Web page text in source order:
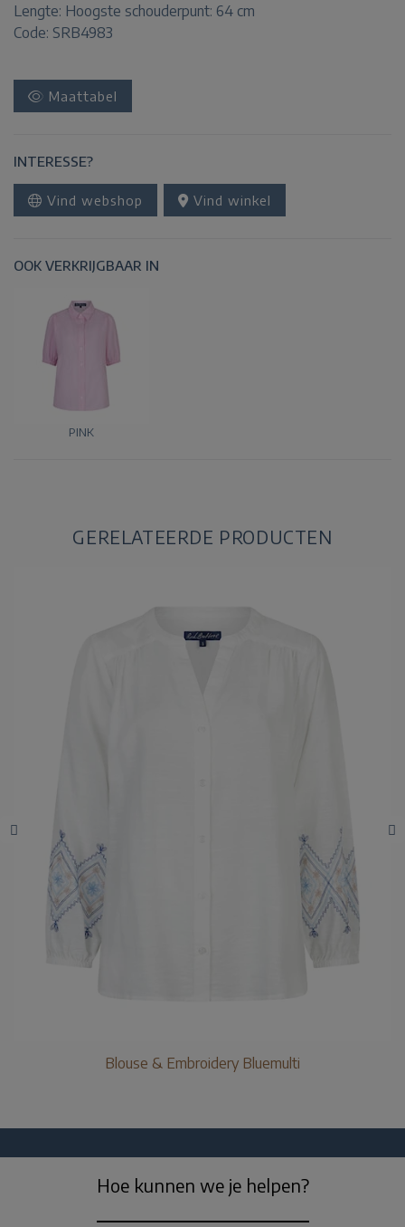
Lengte: Hoogste schouderpunt: 64 cm
Code: SRB4983
Maattabel
INTERESSE?
Vind webshop Vind winkel
OOK VERKRIJGBAAR IN
PINK
GERELATEERDE PRODUCTEN
Blouse & Embroidery Bluemulti
Hoe kunnen we je helpen?